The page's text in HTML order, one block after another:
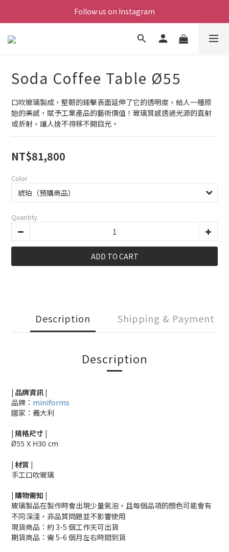
Follow us on Instagram
Soda Coffee Table Ø55
口吹玻璃製成，堅韌的錘擊表面延伸了它的透明度，給人一種原
始的美感，賦予工業產品的藝術價值！玻璃質感透過光源的直射
或折射，讓人捨不得移不開目光。
NT$81,800
Color
Quantity
ADD TO CART
Description Shipping & Payment
Description
| 品牌資訊 |
品牌： miniforms
國家：義大利
| 規格尺寸 |
Ø55 X H30 cm
| 材質 |
手工口吹玻璃
| 購物需知 |
玻璃製品在製作時會出現少量氣泡，且每個品項的顏色可能會有
不同深淺，非品質問題並不影響使用
現貨商品：約 3-5 個工作天可出貨
期貨商品：需 5-6 個月左右時間到貨